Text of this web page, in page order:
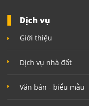
Dịch vụ
Giới thiệu
Dịch vụ nhà đất
Văn bản - biểu mẫu